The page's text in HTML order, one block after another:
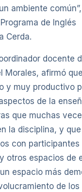
ambiente
de Inglés
Cerda.
docente
Morales, afirmó
y muy productivo
de la
que muchas
la disciplina, y
con participantes
otros espacios de
espacio más
de los